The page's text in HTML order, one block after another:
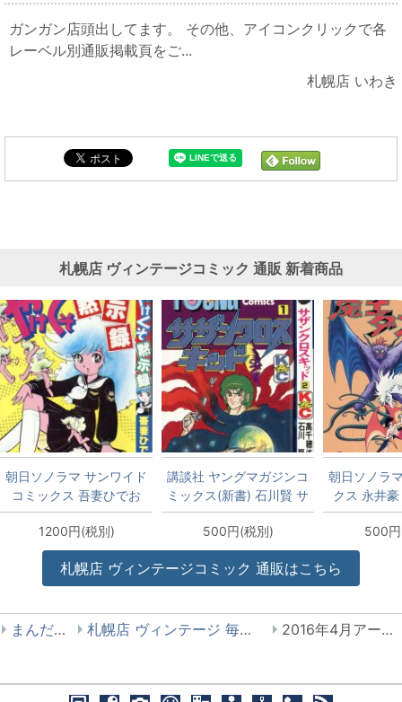
ガンガン店頭出してます。 その他、アイコンクリックで各
レーベル別通販掲載頁をご...
札幌店 いわき
札幌店 ヴィンテージコミック 通販 新着商品
朝日ソノラマ サンワイド
コミックス 吾妻ひでお
やけくそ黙示録 再版
1200円(税別)
講談社 ヤングマガジンコ
ミックス(新書) 石川賢 サ
ザンクロスキッド全2巻
セット
500円(税別)
朝日ソノラ
クス 永井
全3巻 再
500
札幌店 ヴィンテージコミック 通販はこちら
まんだらけ 札幌店 ヴィンテージ 毎日入荷情報 2016年4月アーカイブ